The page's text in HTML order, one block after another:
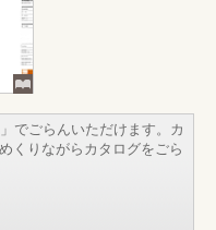
でごらんいただけます。カ
くりながらカタログをごら